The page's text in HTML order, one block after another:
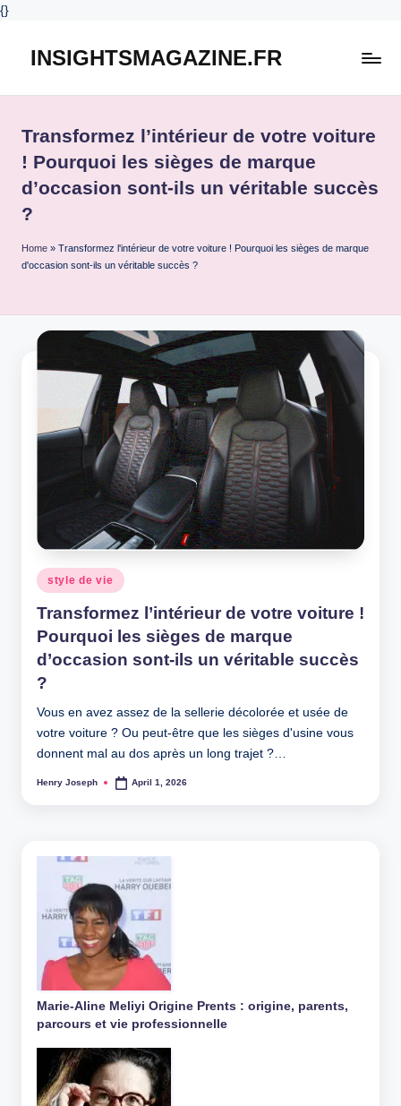
{}
INSIGHTSMAGAZINE.FR
Transformez l’intérieur de votre voiture
! Pourquoi les sièges de marque
d’occasion sont-ils un véritable succès
?
Home » Transformez l'intérieur de votre voiture ! Pourquoi les sièges de marque
d'occasion sont-ils un véritable succès ?
Posted
in
style de vie
Transformez l’intérieur de votre voiture !
Pourquoi les sièges de marque
d’occasion sont-ils un véritable succès
?
Vous en avez assez de la sellerie décolorée et usée de
votre voiture ? Ou peut-être que les sièges d'usine vous
donnent mal au dos après un long trajet ?…
Posted
Henry Joseph April 1, 2026
Marie-Aline Meliyi Origine Prents : origine, parents,
parcours et vie professionnelle